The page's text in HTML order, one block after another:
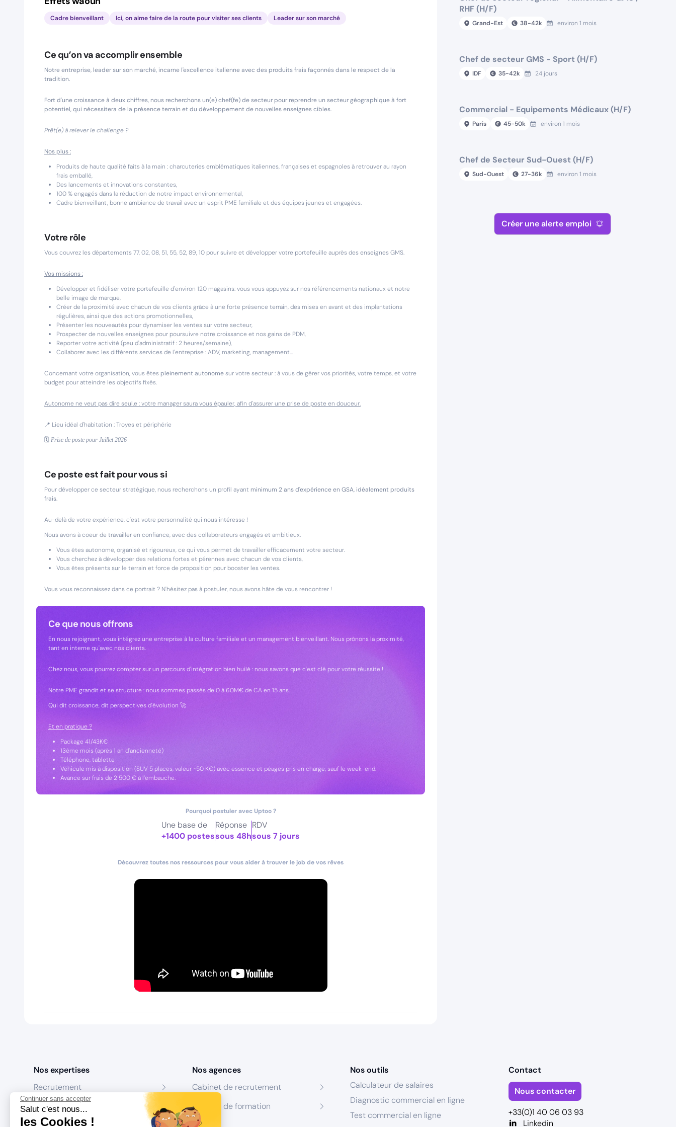
Continuer sans accepter
Salut c'est nous...
les Cookies !
Cadre bienveillant Ici, on aime faire de la route pour visiter ses clients Leader sur son marché
Ce qu’on va accomplir ensemble
Notre entreprise, leader sur son marché, incarne l'excellence italienne avec des produits frais façonnés dans le respect de la
tradition.
Fort d'une croissance à deux chiffres, nous recherchons un(e) chef(fe) de secteur pour reprendre un secteur géographique à fort
potentiel, qui nécessitera de la présence terrain et du développement de nouvelles enseignes cibles.
Prêt(e) à relever le challenge ?
Nos plus :
Produits de haute qualité faits à la main : charcuteries emblématiques italiennes, françaises et espagnoles à retrouver au rayon
frais emballé,
Des lancements et innovations constantes,
100 % engagés dans la réduction de notre impact environnemental,
Cadre bienveillant, bonne ambiance de travail avec un esprit PME familiale et des équipes jeunes et engagées.
Votre rôle
Vous couvrez les départements 77, 02, 08, 51, 55, 52, 89, 10 pour suivre et développer votre portefeuille auprès des enseignes GMS.
Vos missions :
Développer et fidéliser votre portefeuille d'environ 120 magasins: vous vous appuyez sur nos référencements nationaux et notre
belle image de marque,
Créer de la proximité avec chacun de vos clients grâce à une forte présence terrain, des mises en avant et des implantations
régulières, ainsi que des actions promotionnelles,
Présenter les nouveautés pour dynamiser les ventes sur votre secteur,
Prospecter de nouvelles enseignes pour poursuivre notre croissance et nos gains de PDM,
Reporter votre activité (peu d'administratif : 2 heures/semaine),
Collaborer avec les différents services de l'entreprise : ADV, marketing, management...
Concernant votre organisation, vous êtes pleinement autonomesur votre secteur : à vous de gérer vos priorités, votre temps, et votre
budget pour atteindre les objectifs fixés.
Autonome ne veut pas dire seul.e : votre manager saura vous épauler, afin d'assurer une prise de poste en douceur.
📍 Lieu idéal d'habitation : Troyes et périphérie
🗓️ Prise de poste pour Juillet 2026
Ce poste est fait pour vous si
Pour développer ce secteur stratégique, nous recherchons un profil ayant minimum 2 ans d'expérience en GSA, idéalement produits
frais.
Au-delà de votre expérience, c'est votre personnalité qui nous intéresse !
Nous avons à coeur de travailler en confiance, avec des collaborateurs engagés et ambitieux.
Vous êtes autonome, organisé et rigoureux, ce qui vous permet de travailler efficacement votre secteur.
Vous cherchez à développer des relations fortes et pérennes avec chacun de vos clients,
Vous êtes présents sur le terrain et force de proposition pour booster les ventes.
Vous vous reconnaissez dans ce portrait ? N'hésitez pas à postuler, nous avons hâte de vous rencontrer !
Ce que nous offrons
En nous rejoignant, vous intégrez une entreprise à la culture familiale et un management bienveillant. Nous prônons la proximité,
tant en interne qu'avec nos clients.
Chez nous, vous pourrez compter sur un parcours d'intégration bien huilé : nous savons que c'est clé pour votre réussite !
Notre PME grandit et se structure : nous sommes passés de 0 à 60M€ de CA en 15 ans.
Qui dit croissance, dit perspectives d'évolution 🚀
Et en pratique ?
Package 41/43K€
13ème mois (après 1 an d'ancienneté)
Téléphone, tablette
Véhicule mis à disposition (SUV 5 places, valeur ~50 K€) avec essence et péages pris en charge, sauf le week-end.
Avance sur frais de 2 500 € à l’embauche.
Pourquoi postuler avec Uptoo ?
Une base de
+1400 postes
Réponse
sous 48h
RDV
sous 7 jours
Découvrez toutes nos ressources pour vous aider à trouver le job de vos rêves
RHF (H/F)
Grand-Est 38-42k environ 1 mois
Chef de secteur GMS - Sport (H/F)
IDF 35-42k 24 jours
Commercial - Equipements Médicaux (H/F)
Paris 45-50k environ 1 mois
Chef de Secteur Sud-Ouest (H/F)
Sud-Ouest 27-36k environ 1 mois
Créer une alerte emploi
Nos expertises
Recrutement
Formation
Nos agences
Cabinet de recrutement
Centres de formation
Nos outils
Calculateur de salaires
Diagnostic commercial en ligne
Test commercial en ligne
Contact
Nous contacter
+33(0)1 40 06 03 93
Linkedin